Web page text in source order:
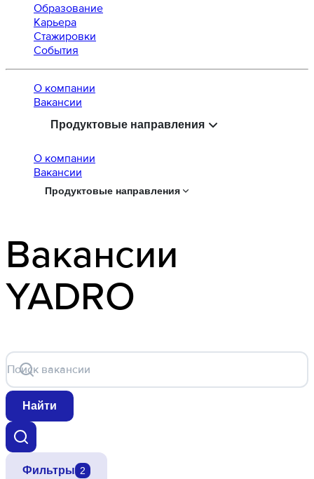
Образование
Карьера
Стажировки
События
О компании
Вaкансии
Продуктовые направления
О компании
Вaкансии
Продуктовые направления
Вакансии
YADRO
Поиск вакансии
Найти
Фильтры 2